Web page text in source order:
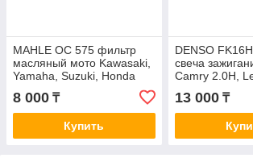
MAHLE OC 575 фильтр
масляный мото Kawasaki,
Yamaha, Suzuki, Honda
8 000 ₸
Купить
DENSO
свеча
Camry 2.0H,
13 000₸